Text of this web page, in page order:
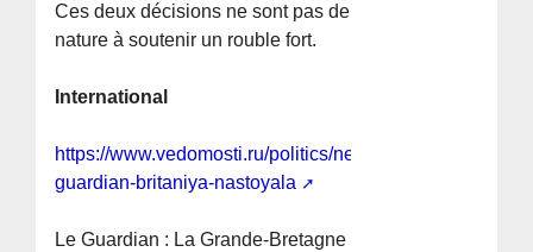
Ces deux décisions ne sont pas de
nature à soutenir un rouble fort.
International
https://www.vedomosti.ru/politics/news/2026/04/28/
guardian-britaniya-nastoyala
Le Guardian : La Grande-Bretagne